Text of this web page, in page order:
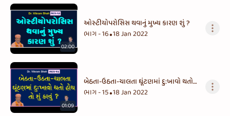
02:00
ઓસ્ટીયોપરોસિસ થવાનું મુખ્ય કારણ શું ?
ભાગ - 16•18 Jan 2022
01:09
બેઠતા-ઉઠતા-ચાલતા ઘૂંટણમાં દુ:ખાવો થતો
હોય તો શું કરવુ ?
ભાગ - 15•18 Jan 2022